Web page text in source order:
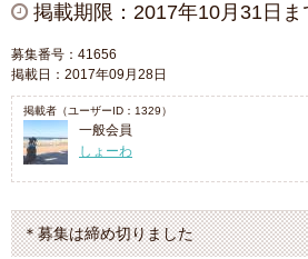
掲載期限：2017年10月31日ま
募集番号：41656
掲載日：2017年09月28日
掲載者（ユーザーID：1329）
一般会員
しょーわ
＊募集は締め切りました